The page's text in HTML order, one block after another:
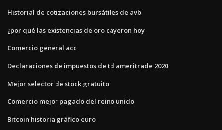
Historial de cotizaciones bursátiles de avb
¿por qué las existencias de oro cayeron hoy
Comercio general acc
Declaraciones de impuestos de td ameritrade 2020
Mejor selector de stock gratuito
Comercio mejor pagado del reino unido
Bitcoin historia gráfico euro